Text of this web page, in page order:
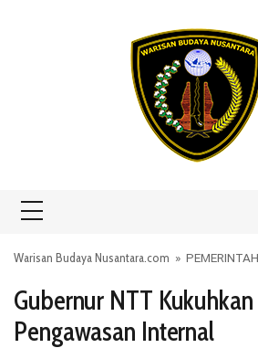
Warisan Budaya Nusantara.com »
Gubernur NTT
Pengawasan Internal